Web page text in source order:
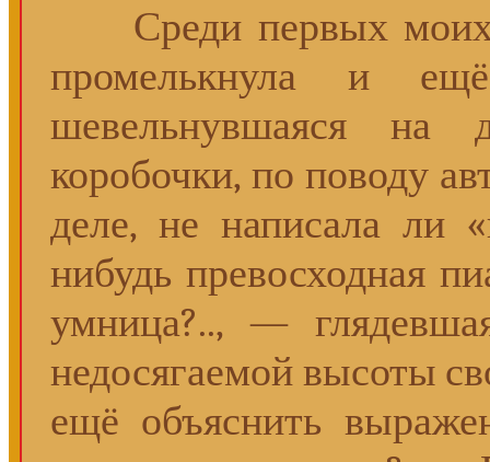
Среди первых моих
промелькнула и
шевельнувшаяся на
коробочки, по поводу
деле, не написала ли
нибудь превосходная
умница?.., —
недосягаемой высоты
ещё объяснить